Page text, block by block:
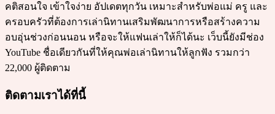
คติสอนใจ เข้าใจง่าย อัปเดตทุกวัน เหมาะสำหรับพ่อแม่ ครู และ
ครอบครัวที่ต้องการเล่านิทานเสริมพัฒนาการหรือสร้างความ
อบอุ่นช่วงก่อนนอน หรือจะให้แฟนเล่าให้ก็ได้นะ เว็บนี้ยังมีช่อง
YouTube ชื่อเดียวกันที่ให้คุณพ่อเล่านิทานให้ลูกฟัง รวมกว่า
22,000 ผู้ติดตาม
ติดตามเราได้ที่นี้